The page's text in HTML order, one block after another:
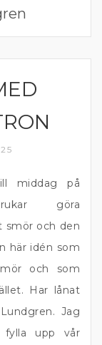
middag på
göra
smör och den
här idén som
och som
Har lånat
Jag
fylla upp vår